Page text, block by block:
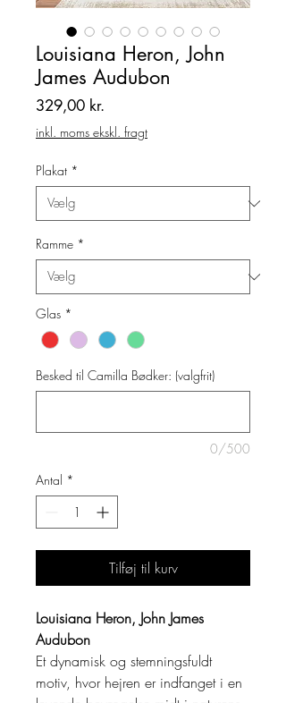
Louisiana Heron, John
James Audubon
329,00 kr.
inkl. moms ekskl. fragt
Plakat *
Ramme *
Glas *
Besked til Camilla Bødker: (valgfrit)
0/500
Antal *
Tilføj til kurv
Louisiana Heron, John James
Audubon
Et dynamisk og stemningsfuldt
motiv, hvor hejren er indfanget i en